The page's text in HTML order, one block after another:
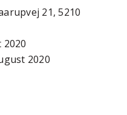
21, 5210
2020
2020